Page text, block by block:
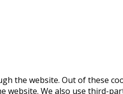
the website. Out of these
We also use third-